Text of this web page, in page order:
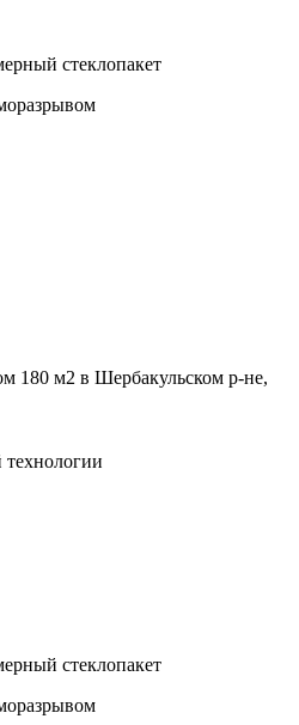
стеклопакет
180 м2 в Шербакульском р-не,
стеклопакет